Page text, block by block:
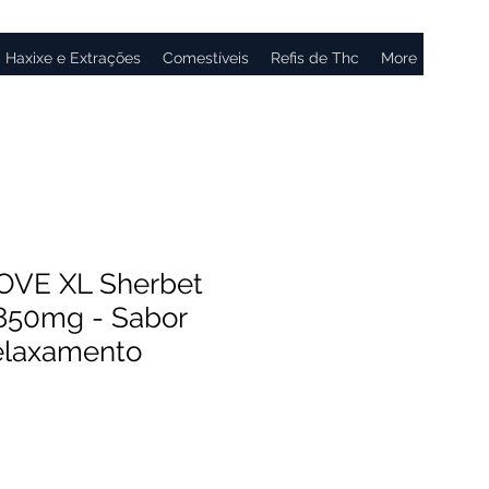
Haxixe e Extrações Comestíveis Refis de Thc More
XL Sherbet
- Sabor